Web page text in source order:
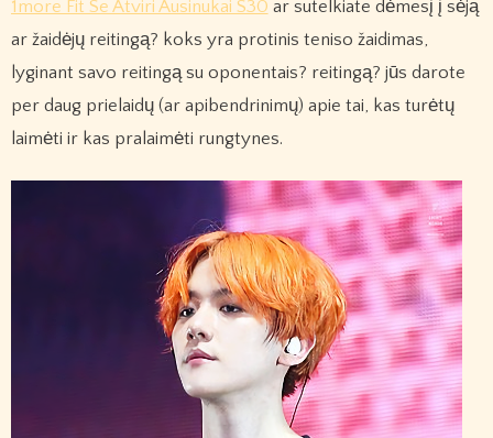
1more Fit Se Atviri Ausinukai S30 ar sutelkiate dėmesį į sėją
ar žaidėjų reitingą? koks yra protinis teniso žaidimas,
lyginant savo reitingą su oponentais? reitingą? jūs darote
per daug prielaidų (ar apibendrinimų) apie tai, kas turėtų
laimėti ir kas pralaimėti rungtynes.